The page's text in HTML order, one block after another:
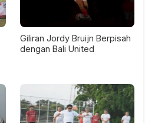
Giliran Jordy Bruijn Berpisah
dengan Bali United